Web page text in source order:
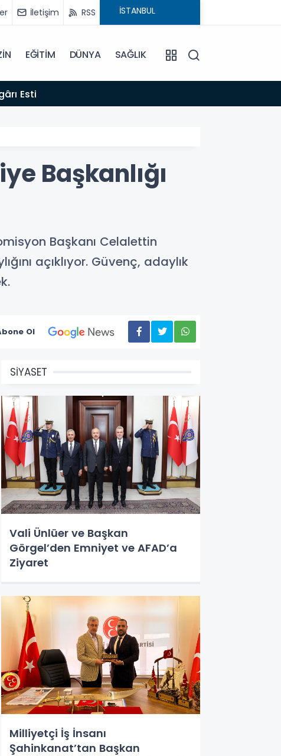
İletişim RSS
EĞİTİM DÜNYA SAĞLIK
Esti
Başkanlığı
Başkanı Celalettin
açıklıyor. Güvenç, adaylık
Ol
SİYASET
Vali Ünlüer ve Başkan
Görgel’den Emniyet ve AFAD’a
Ziyaret
Milliyetçi İş İnsanı
Şahinkanat’tan Başkan